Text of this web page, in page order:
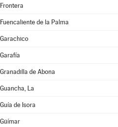
Frontera
Fuencaliente de la Palma
Garachico
Garafía
Granadilla de Abona
Guancha, La
Guía de Isora
Güímar